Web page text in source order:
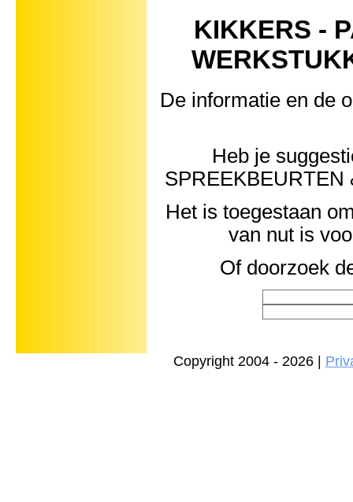
KIKKERS -
De informatie en de
Heb je
Het is toegestaan
van nut is
Of doorzoek
Copyright 2004 - 2026 |